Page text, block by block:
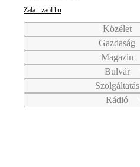
Zala - zaol.hu
Közélet
Gazdaság
Magazin
Bulvár
Szolgáltatás
Rádió